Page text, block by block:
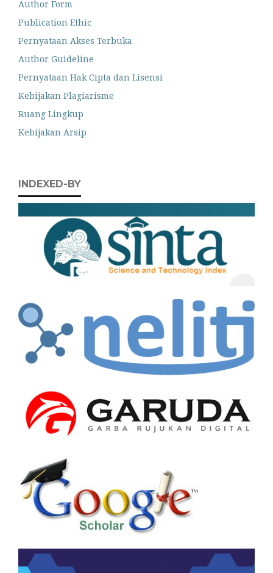
Author Form
Publication Ethic
Pernyataan Akses Terbuka
Author Guideline
Pernyataan Hak Cipta dan Lisensi
Kebijakan Plagiarisme
Ruang Lingkup
Kebijakan Arsip
INDEXED-BY